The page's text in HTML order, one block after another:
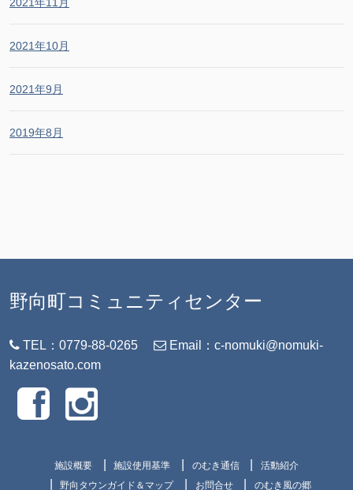
2021年10月
2021年9月
2019年8月
野向町コミュニティセンター
TEL：0779-88-0265
Email：c-nomuki@nomuki-
kazenosato.com
施設概要 施設使用基準 のむき通信
活動紹介
野向タウンガイド＆マップ
お問合せ のむき風の郷